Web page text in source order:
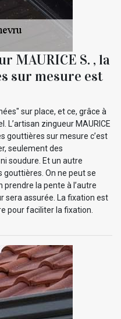
MAURICE S. , la
sur mesure est
sur place, et ce, grâce à
L’artisan zingueur MAURICE
gouttières sur mesure c’est
seulement des
soudure. Et un autre
gouttières. On ne peut se
la pente à l’autre
sera assurée. La fixation est
pour faciliter la fixation.